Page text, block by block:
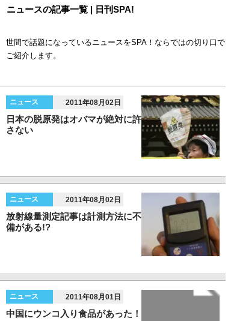
ニュースの記事一覧 | 日刊SPA!
世間で話題になっているニュースをSPA！ならではの切り口で
ご紹介します。
ニュース 2011年08月02日
日本の脱原発はオバマが絶対に許
さない
ニュース 2011年08月02日
放射線量測定記事は計測方法に不
備がある!?
ニュース 2011年08月01日
中国にウンコ入り食品があった！